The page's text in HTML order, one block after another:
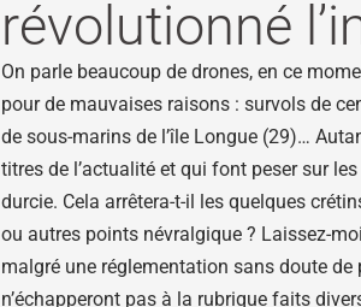
révolutionné
On parle beaucoup de drones, en ce
pour de mauvaises raisons : survols de
de sous-marins de l’île Longue (29)…
titres de l’actualité et qui font peser sur
durcie. Cela arrêtera-t-il les quelques
ou autres points névralgique ? Laissez-
malgré une réglementation sans doute de
n’échapperont pas à la rubrique faits